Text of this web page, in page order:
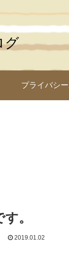
グ
プライバシ
。
2019.01.02